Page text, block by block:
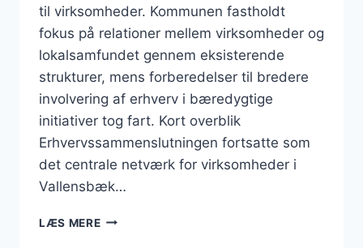
til virksomheder. Kommunen fastholdt
fokus på relationer mellem virksomheder og
lokalsamfundet gennem eksisterende
strukturer, mens forberedelser til bredere
involvering af erhverv i bæredygtige
initiativer tog fart. Kort overblik
Erhvervssammenslutningen fortsatte som
det centrale netværk for virksomheder i
Vallensbæk…
LÆS MEREBUSINESS